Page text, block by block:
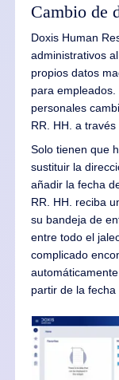
Cambio de
Doxis Human
administrativos
propios datos
para
personales
RR. HH. a través
Solo tienen que
sustituir la
añadir la fecha
RR. HH. reciba
su bandeja de
entre todo el
complicado
partir de la fecha